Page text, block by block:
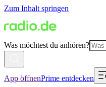
Zum Inhalt springen
Was möchtest du anhören?
App öffnenPrime entdecken